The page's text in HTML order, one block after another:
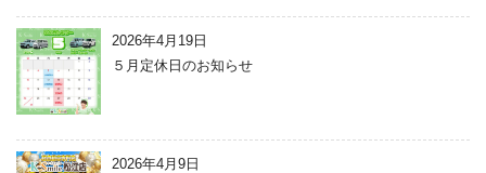
2026年4月19日
５月定休日のお知らせ
2026年4月9日